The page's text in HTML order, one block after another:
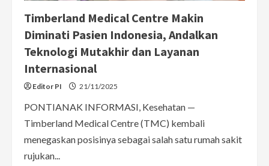
Timberland Medical Centre Makin
Diminati Pasien Indonesia, Andalkan
Teknologi Mutakhir dan Layanan
Internasional
Editor PI 21/11/2025
PONTIANAK INFORMASI, Kesehatan —
Timberland Medical Centre (TMC) kembali
menegaskan posisinya sebagai salah satu rumah sakit
rujukan...